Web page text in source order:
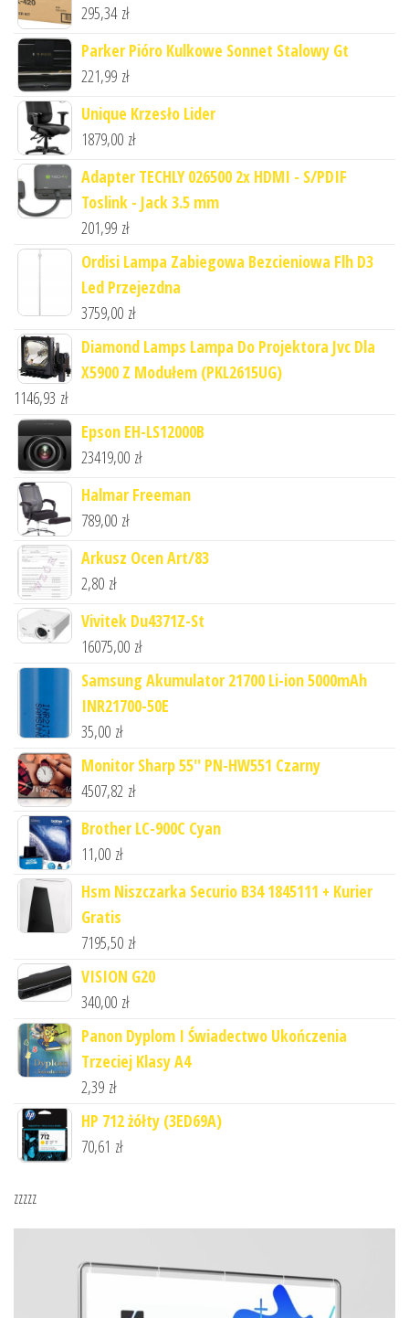
295,34 zł
Parker Pióro Kulkowe Sonnet Stalowy Gt
221,99 zł
Unique Krzesło Lider
1879,00 zł
Adapter TECHLY 026500 2x HDMI - S/PDIF
Toslink - Jack 3.5 mm
201,99 zł
Ordisi Lampa Zabiegowa Bezcieniowa Flh D3
Led Przejezdna
3759,00 zł
Diamond Lamps Lampa Do Projektora Jvc Dla
X5900 Z Modułem (PKL2615UG)
1146,93 zł
Epson EH-LS12000B
23419,00 zł
Halmar Freeman
789,00 zł
Arkusz Ocen Art/83
2,80 zł
Vivitek Du4371Z-St
16075,00 zł
Samsung Akumulator 21700 Li-ion 5000mAh
INR21700-50E
35,00 zł
Monitor Sharp 55'' PN-HW551 Czarny
4507,82 zł
Brother LC-900C Cyan
11,00 zł
Hsm Niszczarka Securio B34 1845111 + Kurier
Gratis
7195,50 zł
VISION G20
340,00 zł
Panon Dyplom I Świadectwo Ukończenia
Trzeciej Klasy A4
2,39 zł
HP 712 żółty (3ED69A)
70,61 zł
zzzzz